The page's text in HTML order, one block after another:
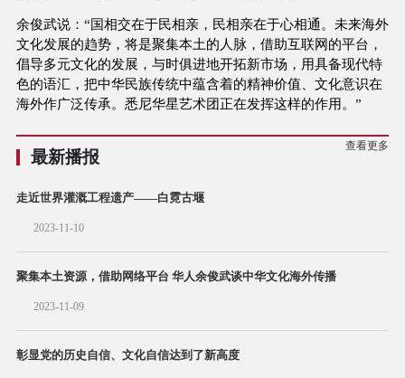
余俊武说：“国相交在于民相亲，民相亲在于心相通。未来海外
文化发展的趋势，将是聚集本土的人脉，借助互联网的平台，
倡导多元文化的发展，与时俱进地开拓新市场，用具备现代特
色的语汇，把中华民族传统中蕴含着的精神价值、文化意识在
海外作广泛传承。悉尼华星艺术团正在发挥这样的作用。”
最新播报
查看更多
走近世界灌溉工程遗产——白霓古堰
2023-11-10
聚集本土资源，借助网络平台 华人余俊武谈中华文化海外传播
2023-11-09
彰显党的历史自信、文化自信达到了新高度